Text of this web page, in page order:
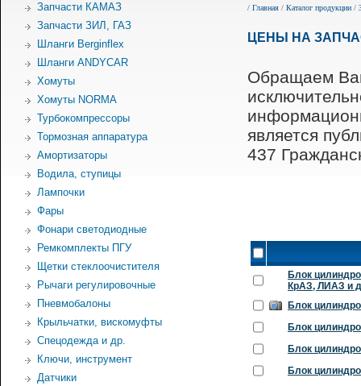
Запчасти КАМАЗ
Запчасти ЗИЛ, ГАЗ
Шланги Berginflex
Шланги ANDYCAR
Хомуты
Хомуты NORMA
Турбокомпрессоры
Тормозная аппаратура
Амортизаторы
Водила, ступицы
Лампочки
Фары
Фонари светодиодные
Ремкомплекты ПГУ
Щетки стеклоочистителя
Рычаги регулировочные
Пневмобалоны
Крыльчатки, вискомуфты
Спецодежда и др.
Ключи, инструмент
Датчики
/ Главная / Каталог продукции /
ЦЕНЫ НА
Обращаем
является
437
Блок
КрАЗ, ЛИАЗ и
Блок
Блок
Блок
Блок